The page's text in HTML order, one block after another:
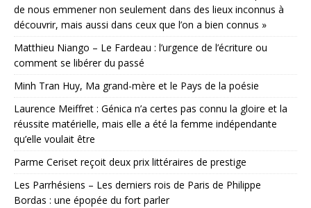
de nous emmener non seulement dans des lieux inconnus à
découvrir, mais aussi dans ceux que l’on a bien connus »
Matthieu Niango – Le Fardeau : l’urgence de l’écriture ou
comment se libérer du passé
Minh Tran Huy, Ma grand-mère et le Pays de la poésie
Laurence Meiffret : Génica n’a certes pas connu la gloire et la
réussite matérielle, mais elle a été la femme indépendante
qu’elle voulait être
Parme Ceriset reçoit deux prix littéraires de prestige
Les Parrhésiens – Les derniers rois de Paris de Philippe
Bordas : une épopée du fort parler